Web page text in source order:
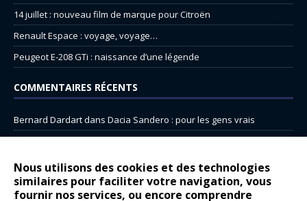
Nous utilisons des cookies et des technologies
similaires pour faciliter votre navigation, vous
fournir nos services, ou encore comprendre
14 juillet : nouveau film de marque pour Citroën
Renault Espace : voyage, voyage…
Peugeot E-208 GTi : naissance d’une légende
COMMENTAIRES RÉCENTS
Bernard Dardartdans Dacia Sandero : pour les gens vrais
GillydansCitroën ë-C3 : la révolution a commencé
gyo
dansAlpine A290 : L’irrésistible attraction de la légèreté
leroydansLancia Ypsilon : naturellement envoûtante ?